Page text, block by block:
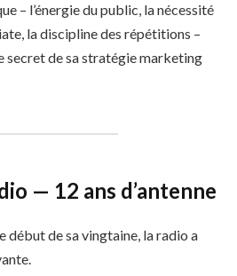
– l’énergie du public, la nécessité
la discipline des répétitions –
secret de sa stratégie marketing
— 12 ans d’antenne
début de sa vingtaine, la radio a